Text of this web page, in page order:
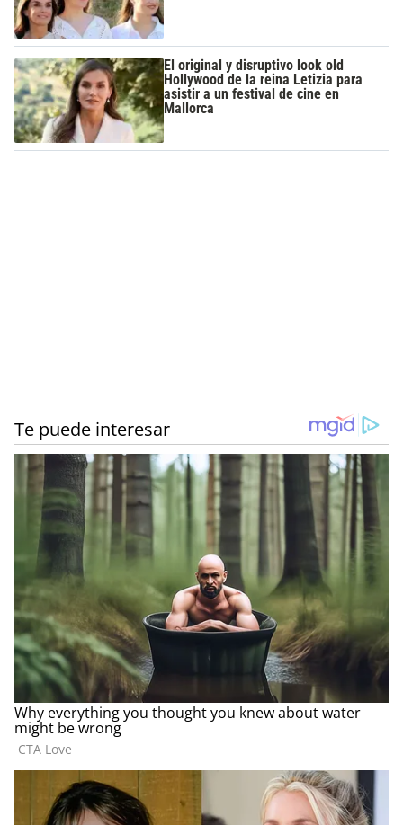
El original y disruptivo look old
Hollywood de la reina Letizia para
asistir a un festival de cine en
Mallorca